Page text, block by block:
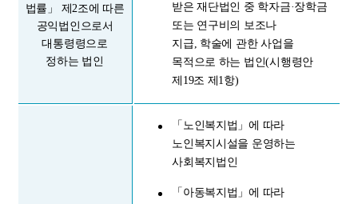
법률」 제2조에 따른
공익법인으로서
대통령령으로
정하는 법인
받은 재단법인 중 학자금·장학금
또는 연구비의 보조나
지급, 학술에 관한 사업을
목적으로 하는 법인(시행령안
제19조 제1항)
「노인복지법」에 따라
노인복지시설을 운영하는
사회복지법인
「아동복지법」에 따라